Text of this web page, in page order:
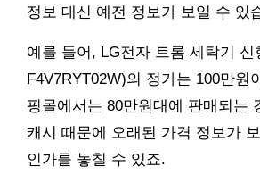
정보 대신 예전 정보가 보일 수 있
예를 들어, LG전자 트롬 세탁기 신
F4V7RYT02W)의 정가는 100만원
핑몰에서는 80만원대에 판매되는
캐시 때문에 오래된 가격 정보가
인가를 놓칠 수 있죠.